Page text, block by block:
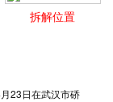
拆解位置
23日在武汉市硚